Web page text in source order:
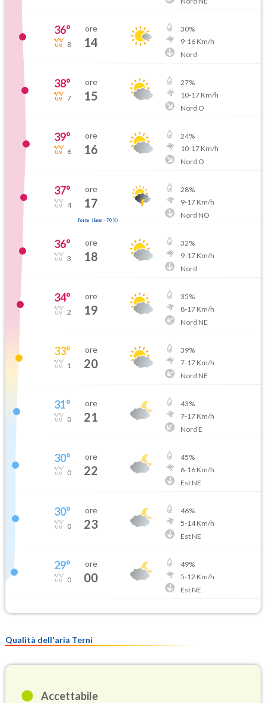
36°
8
ore
14
30%
9-16Km/h
Nord
38°
7
ore
15
27%
10-17Km/h
Nord O
39°
6
ore
16
24%
10-17Km/h
Nord O
37°
4
ore
17
forte (8mm- 70 %)
28%
9-17Km/h
Nord NO
36°
3
ore
18
32%
9-17Km/h
Nord
34°
2
ore
19
35%
8-17Km/h
Nord NE
33°
1
ore
20
39%
7-17Km/h
Nord NE
31°
0
ore
21
43%
7-17Km/h
Nord E
30°
0
ore
22
45%
6-16Km/h
Est NE
30°
0
ore
23
46%
5-14Km/h
Est NE
29°
0
ore
00
49%
5-12 Km/h
Est NE
Qualità dell'aria Terni
Accettabile